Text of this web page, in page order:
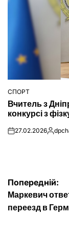
ОПУБЛІКУВАТИ
У
СПОРТ
Вчитель з
конкурсі з
on27.02.2026
Попередній:
Маркевич
переезд в